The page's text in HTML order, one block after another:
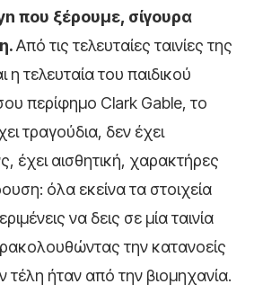
που ξέρουμε, σίγουρα
Από τις τελευταίες ταινίες της
τελευταία του παιδικού
περίφημο Clark Gable, το
τραγούδια, δεν έχει
έχει αισθητική, χαρακτήρες
όλα εκείνα τα στοιχεία
να δεις σε μία ταινία
την κατανοείς
τέλη ήταν από την βιομηχανία.